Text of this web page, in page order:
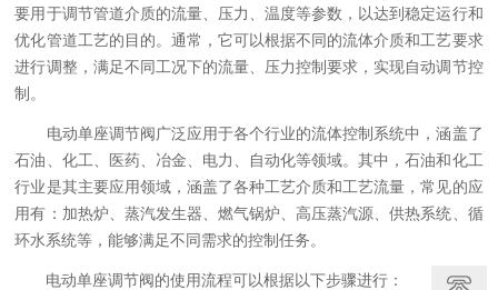
要用于调节管道介质的流量、压力、温度等参数，以达到稳定运行和
优化管道工艺的目的。通常，它可以根据不同的流体介质和工艺要求
进行调整，满足不同工况下的流量、压力控制要求，实现自动调节控
制。
电动单座调节阀广泛应用于各个行业的流体控制系统中，涵盖了
石油、化工、医药、冶金、电力、自动化等领域。其中，石油和化工
行业是其主要应用领域，涵盖了各种工艺介质和工艺流量，常见的应
用有：加热炉、蒸汽发生器、燃气锅炉、高压蒸汽源、供热系统、循
环水系统等，能够满足不同需求的控制任务。
电动单座调节阀的使用流程可以根据以下步骤进行：